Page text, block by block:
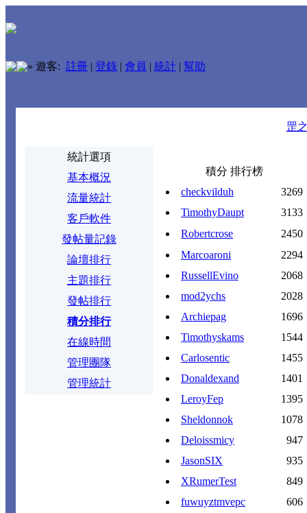
» 遊客: 註冊 | 登錄 | 會員 | 統計 | 幫助
罡
統計選項
基本概況
流量統計
客戶軟件
發帖量記錄
論壇排行
主題排行
發帖排行
積分排行
在線時間
管理團隊
管理統計
積分 排行榜
checkvilduh
3269
TimothyDaupt
3133
Robertcrose
2450
Marcoaroni
2294
RussellEvino
2068
mod2ychs
2028
Archiepag
1696
Timothyskams
1544
Carlosentic
1455
Donaldexand
1401
LeroyFep
1395
Sheldonnok
1078
Deloissmicy
947
JasonSIX
935
XRumerTest
849
fuwuyztmvepc
606